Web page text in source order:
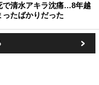
で清水アキラ沈痛…8年越
ったばかりだった